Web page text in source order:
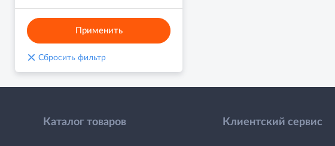
Применить
× Сбросить фильтр
Каталог товаров Клиентский сервис